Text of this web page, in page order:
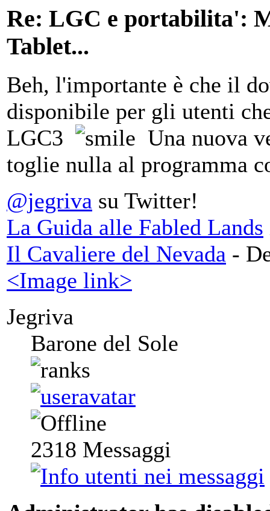
Re: LGC e portabilita':
Tablet...
Beh, l'importante è che il
disponibile per gli utenti
LGC3
Una nuova
toglie nulla al programma
@jegriva su Twitter!
La Guida alle Fabled Lands
Il Cavaliere del Nevada -
<Image link>
Jegriva
Barone del Sole
2318 Messaggi